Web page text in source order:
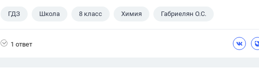
ГДЗ Школа 8 класс Химия Габриелян О.С.
1 ответ